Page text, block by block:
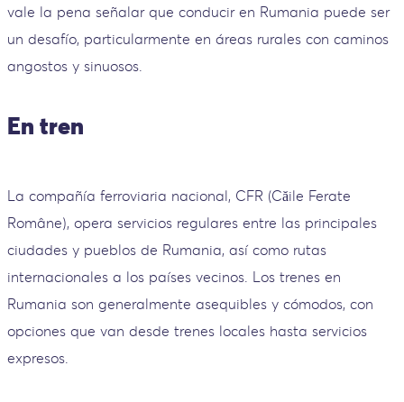
vale la pena señalar que conducir en Rumania puede ser
un desafío, particularmente en áreas rurales con caminos
angostos y sinuosos.
En tren
La compañía ferroviaria nacional, CFR (Căile Ferate
Române), opera servicios regulares entre las principales
ciudades y pueblos de Rumania, así como rutas
internacionales a los países vecinos. Los trenes en
Rumania son generalmente asequibles y cómodos, con
opciones que van desde trenes locales hasta servicios
expresos.